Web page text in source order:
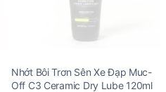
Nhớt Bôi Trơn Sên Xe Đạp Muc-
Off C3 Ceramic Dry Lube 120ml